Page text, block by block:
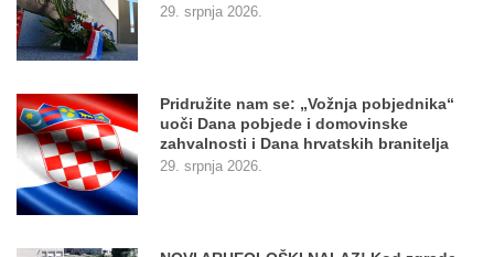
29. srpnja 2026.
Pridružite nam se: „Vožnja pobjednika“
uoči Dana pobjede i domovinske
zahvalnosti i Dana hrvatskih branitelja
29. srpnja 2026.